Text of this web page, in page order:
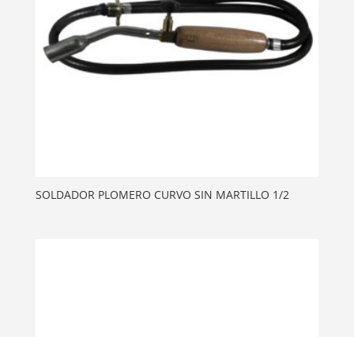
SOLDADOR PLOMERO CURVO SIN MARTILLO 1/2